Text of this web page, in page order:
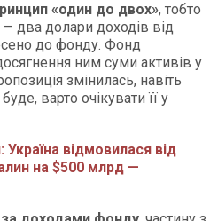
«один до двох», тобто
два долари доходів від
до фонду. Фонд
ним суми активів у
змінилась, навіть
варто очікувати її у
Україна відмовилася від
на $500 млрд —